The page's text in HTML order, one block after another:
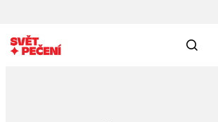
na
obsah